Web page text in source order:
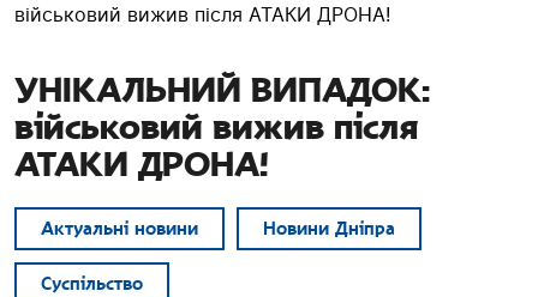
військовий вижив після АТАКИ ДРОНА!
УНІКАЛЬНИЙ ВИПАДОК:
військовий вижив після
АТАКИ ДРОНА!
Актуальні новини Новини Дніпра
Суспільство